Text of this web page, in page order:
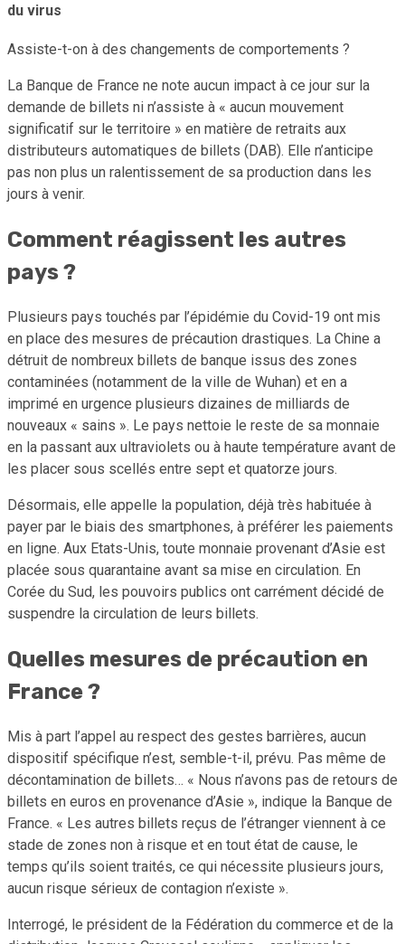
du virus
Assiste-t-on à des changements de comportements ?
La Banque de France ne note aucun impact à ce jour sur la
demande de billets ni n’assiste à « aucun mouvement
significatif sur le territoire » en matière de retraits aux
distributeurs automatiques de billets (DAB). Elle n’anticipe
pas non plus un ralentissement de sa production dans les
jours à venir.
Comment réagissent les autres
pays ?
Plusieurs pays touchés par l’épidémie du Covid-19 ont mis
en place des mesures de précaution drastiques. La Chine a
détruit de nombreux billets de banque issus des zones
contaminées (notamment de la ville de Wuhan) et en a
imprimé en urgence plusieurs dizaines de milliards de
nouveaux « sains ». Le pays nettoie le reste de sa monnaie
en la passant aux ultraviolets ou à haute température avant de
les placer sous scellés entre sept et quatorze jours.
Désormais, elle appelle la population, déjà très habituée à
payer par le biais des smartphones, à préférer les paiements
en ligne. Aux Etats-Unis, toute monnaie provenant d’Asie est
placée sous quarantaine avant sa mise en circulation. En
Corée du Sud, les pouvoirs publics ont carrément décidé de
suspendre la circulation de leurs billets.
Quelles mesures de précaution en
France ?
Mis à part l’appel au respect des gestes barrières, aucun
dispositif spécifique n’est, semble-t-il, prévu. Pas même de
décontamination de billets… « Nous n’avons pas de retours de
billets en euros en provenance d’Asie », indique la Banque de
France. « Les autres billets reçus de l’étranger viennent à ce
stade de zones non à risque et en tout état de cause, le
temps qu’ils soient traités, ce qui nécessite plusieurs jours,
aucun risque sérieux de contagion n’existe ».
Interrogé, le président de la Fédération du commerce et de la